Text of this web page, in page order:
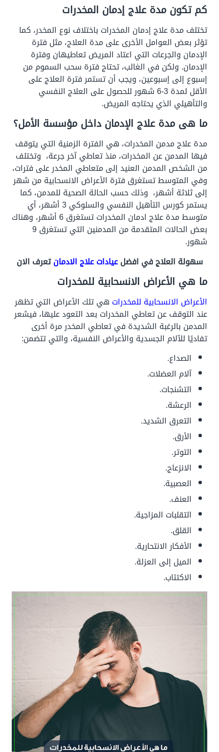
كم تكون مدة علاج إدمان المخدرات
تختلف مدة علاج إدمان المخدرات باختلاف نوع المخدر، كما
تؤثر بعض العوامل الأخرى على مدة العلاج، مثل فترة
الإدمان والجرعات التي اعتاد المريض تعاطيهان وفترة
الإدمان. ولكن في الغالب، تحتاج فترة سحب السموم من
إسبوع إلى إسبوعين، ويجب أن تستمر فترة العلاج على
الأقل لمدة 3-6 شهور للحصول على العلاج النفسي
والتأهيلي الذي يحتاجه المريض.
ما هى مدة علاج الإدمان داخل مؤسسة الأمل؟
مدة علاج مدمن المخدرات، هي الفترة الزمنية التي يتوقف
فيها المدمن عن المخدرات، منذ تعاطي آخر جرعة، وتختلف
من الشخص المدمن العنيد إلى متعاطي المخدر على فترات،
وفي المتوسط تستغرق فترة الأعراض الانسحابية من شهر
إلى ثلاثة أشهر، وذلك حسب الحالة الصحية للمدمن، كما
يستمر كورس التأهيل النفسي والسلوكي 3 أشهر، أي
متوسط مدة علاج ادمان المخدرات تستغرق 6 أشهر، وهناك
بعض الحالات المتقدمة من المدمنين التي تستغرق 9
شهور.
سهولة العلاج في افضلعيادات علاج الادمانتعرف الان
ما هي الأعراض الانسحابية للمخدرات
الأعراض الانسحابية للمخدرات هي تلك الأعراض التي تظهر
عند التوقف عن تعاطي المخدرات بعد التعود عليها، فيشعر
المدمن بالرغبة الشديدة في تعاطي المخدر مرة أخرى
تفاديًا للآلام الجسدية والأعراض النفسية، والتي تتضمن:
الصداع.
آلام العضلات.
التشنجات.
الرعشة.
التعرق الشديد.
الأرق.
التوتر.
الانزعاج.
العصبية.
العنف.
التقلبات المزاجية.
القلق.
الأفكار الانتحارية.
الميل إلى العزلة.
الاكتئاب.